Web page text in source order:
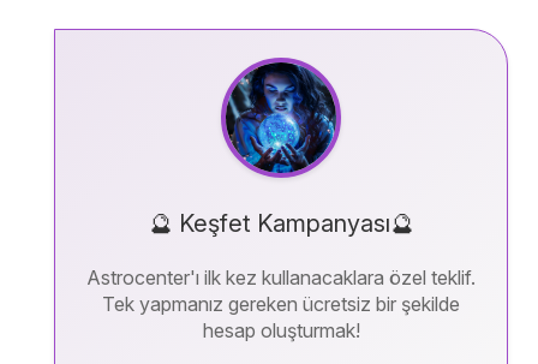
🔮 Keşfet Kampanyası🔮
Astrocenter'ı ilk kez kullanacaklara özel teklif.
Tek yapmanız gereken ücretsiz bir şekilde
hesap oluşturmak!